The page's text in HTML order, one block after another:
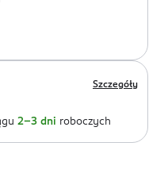
Szczegóły
2-3 dni roboczych